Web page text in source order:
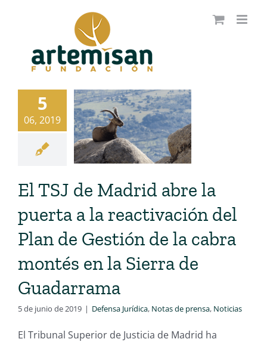
5
06, 2019
El TSJ de Madrid abre la
puerta a la reactivación del
Plan de Gestión de la cabra
montés en la Sierra de
Guadarrama
5 de junio de 2019 | Defensa Jurídica, Notas de prensa, Noticias
El Tribunal Superior de Justicia de Madrid ha